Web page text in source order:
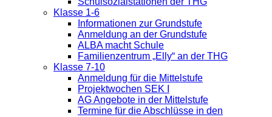
Klasse 1-6
Informationen zur Grundstufe
Anmeldung an der Grundstufe
ALBA macht Schule
Familienzentrum „Elly“ an der THG
Klasse 7-10
Anmeldung für die Mittelstufe
Projektwochen SEK I
AG Angebote in der Mittelstufe
Termine für die Abschlüsse in den